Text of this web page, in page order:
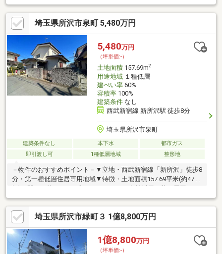
小学校6分！中学校3分！◆現況更地◆頭金0円で購入可能！住宅
ローンご相談下さい♪些細なことでもご相談させて頂いております
(^^)
埼玉県所沢市泉町 5,480万円
5,480万円
（坪単価:-）
土地面積157.69m2
用途地域１種低層
建ぺい率60%
容積率100%
建築条件なし
西武新宿線 新所沢駅 徒歩8分
埼玉県所沢市泉町
建築条件なし 本下水
都市ガス
即引渡し可
1種低層地域 整形地
－物件のおすすめポイント－▼立地・西武新宿線「新所沢」徒歩8
分・第一種低層住居専用地域▼特徴・土地面積157.69平米(約47.7
坪)・間口は約12.1mと広く、スペースを有効活用可能・周囲には
既に建物があり、近隣状況等を考慮したプランニングが可能・建
築条件付宅地販売ではないため、お好みの工務店等で建築可能▼
周辺環境・西友新所沢店 徒歩8分(約600m)・セブンイレブン所沢
泉町店 徒歩5分(約380m)・ウエルシア所沢けやき台店 徒歩3分(約
240m)■ ご希望の住まい探しをお手伝いします ━━━━━・・・
物件の詳細・ご相談はお気軽にお問い合わせください。
埼玉県所沢市緑町３ 1億8,800万円
1億8,800万円
（坪単価:-）